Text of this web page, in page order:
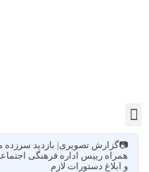
📷گزارش تصویری| بازدید
همراه رییس اداره فرهنگی
و ابلاغ دستورات لازم